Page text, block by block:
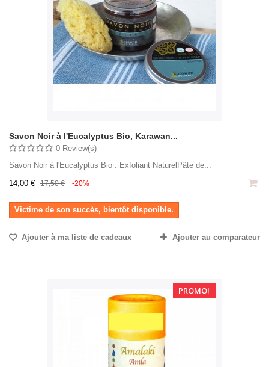
Savon Noir à l'Eucalyptus Bio, Karawan...
0 Review(s)
Savon Noir à l'Eucalyptus Bio : Exfoliant NaturelPâte de...
14,00 €
17,50 € -20%
Victime de son succès, bientôt disponible.
Ajouter à ma liste de cadeaux Ajouter au comparateur
PROMO!